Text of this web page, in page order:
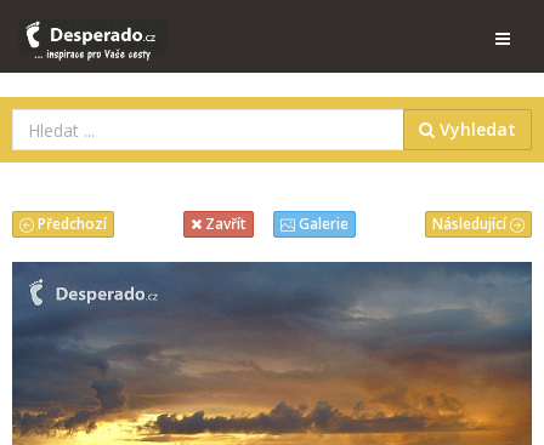
Vyhledat
Následující
Předchozí Zavřít Galerie